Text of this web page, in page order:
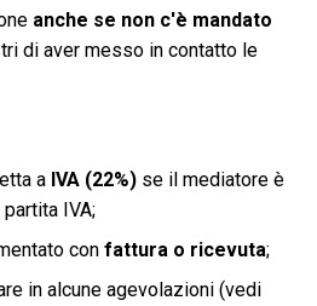
anche se non c'è mandato
di aver messo in contatto le
a IVA (22%)se il mediatore è
IVA;
con fattura o ricevuta;
in alcune agevolazioni (vedi